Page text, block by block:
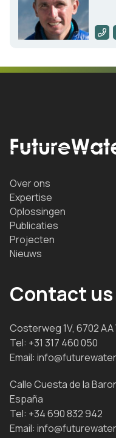
Over ons
Expertise
Oplossingen
Publicaties
Projecten
Nieuws
Contact us
Costerweg 1V, 6702
Tel: +31 317 460 050
Email:
Calle Cuesta de la
España
Tel: +34 690 832 942
Email: